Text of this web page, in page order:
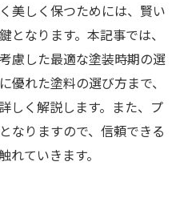
美しく保つためには、賢い
となります。本記事では、
慮した最適な塗装時期の選
優れた塗料の選び方まで、
しく解説します。また、プ
なりますので、信頼できる
れていきます。